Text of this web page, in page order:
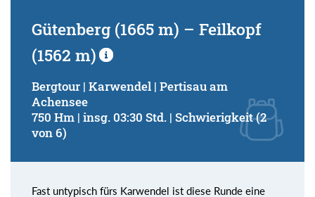
Gütenberg (1665 m) – Feilkopf
(1562 m)
Bergtour | Karwendel | Pertisau am
Achensee
750 Hm | insg. 03:30 Std. | Schwierigkeit (2
von 6)
Fast untypisch fürs Karwendel ist diese Runde eine